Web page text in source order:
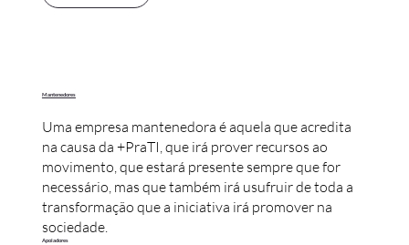
Mantenedores
Uma empresa mantenedora é aquela que acredita
na causa da +PraTI, que irá prover recursos ao
movimento, que estará presente sempre que for
necessário, mas que também irá usufruir de toda a
transformação que a iniciativa irá promover na
sociedade.
Apoiadores